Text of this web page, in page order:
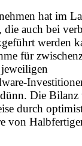
hat im
auch bei
werden
für
Die
durch
von